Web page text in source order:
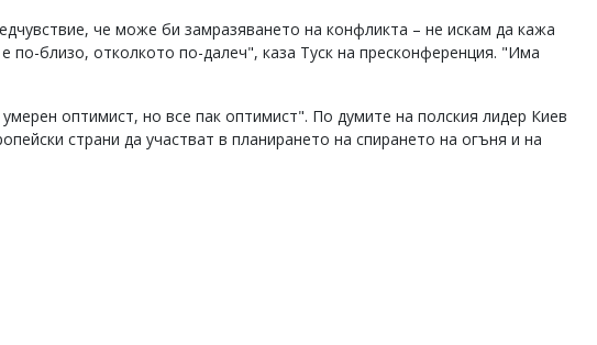
че може би замразяването на конфликта – не искам да кажа
по-близо, отколкото по-далеч", каза Туск на пресконференция. "Има
оптимист, но все пак оптимист". По думите на полския лидер Киев
страни да участват в планирането на спирането на огъня и на